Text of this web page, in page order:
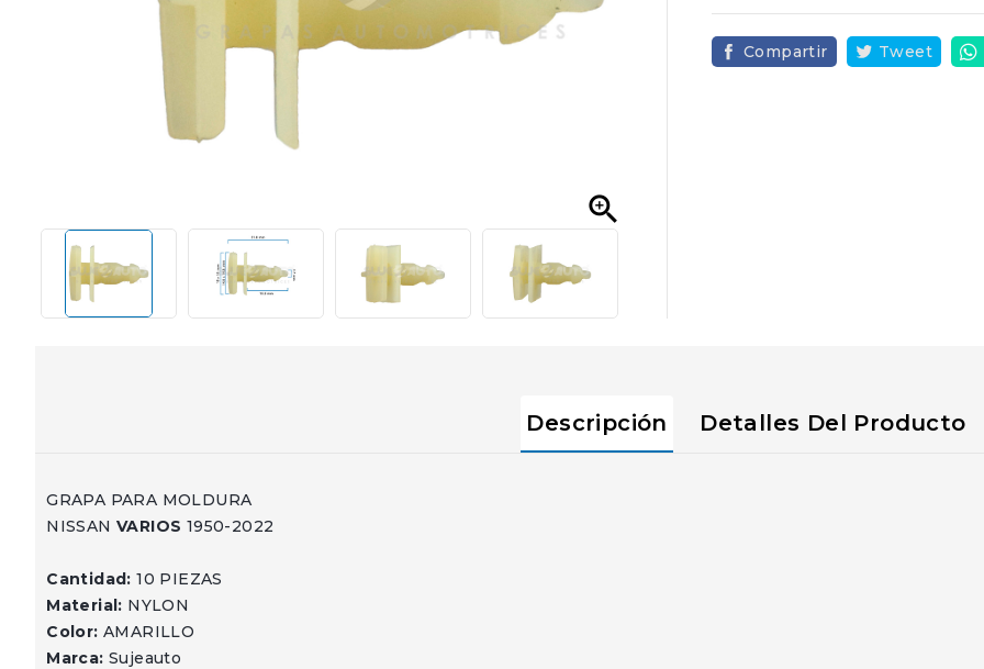

Compartir Tweet
Descripción Detalles Del Producto
GRAPA PARA MOLDURA
NISSAN VARIOS 1950-2022
Cantidad:10 PIEZAS
Material: NYLON
Color: AMARILLO
Marca: Sujeauto